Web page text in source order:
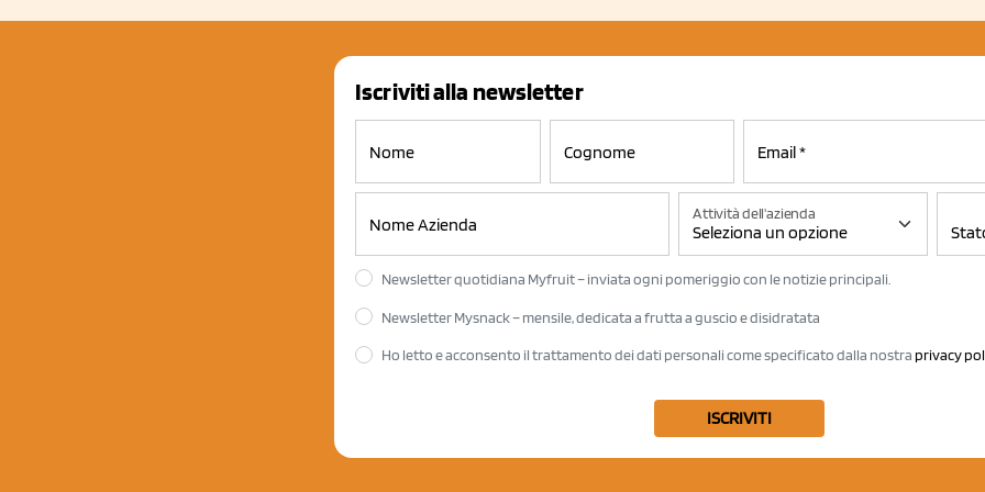
Iscriviti alla newsletter
Attività dell'azienda
Newsletter quotidiana Myfruit – inviata ogni pomeriggio con le notizie principali.
Newsletter Mysnack – mensile, dedicata a frutta a guscio e disidratata
Ho letto e acconsento il trattamento dei dati personali come specificato dalla nostra privacy
ISCRIVITI